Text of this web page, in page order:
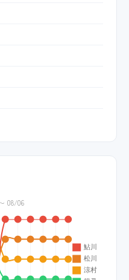
08/06